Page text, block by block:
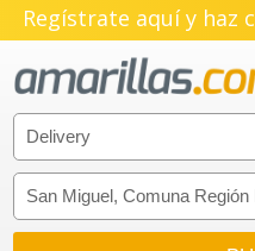
Regístrate aquí y haz